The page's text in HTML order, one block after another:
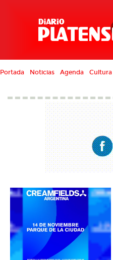
Portada Noticias Agenda Cultura